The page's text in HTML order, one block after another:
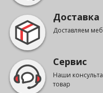
Доставка
Доставляем
Сервис
Наши
товар